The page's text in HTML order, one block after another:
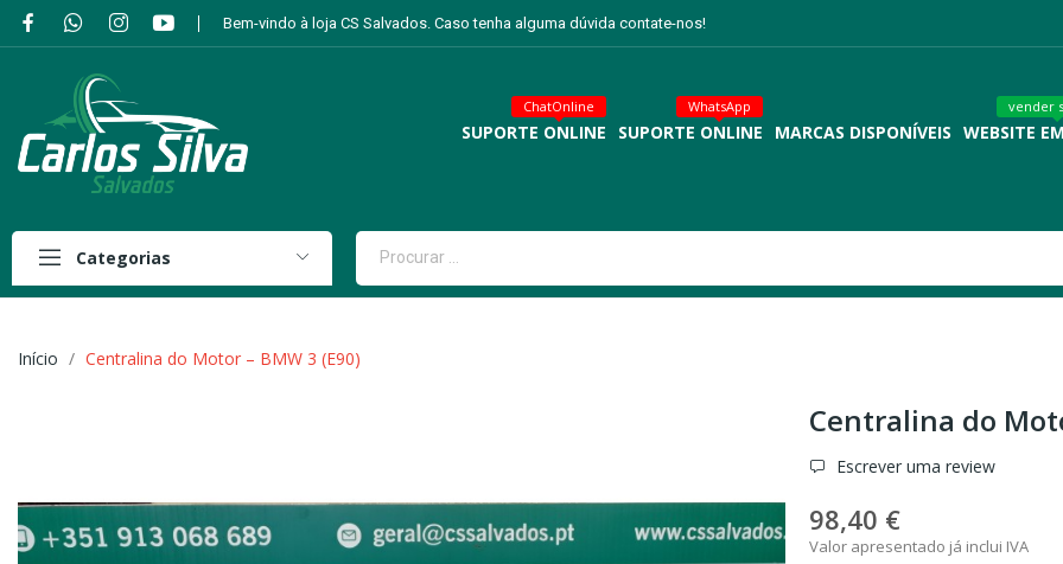
Bem-vindo à loja CS Salvados. Caso tenha alguma dúvida contate-nos!
SUPORTE ONLINE
ChatOnline
SUPORTE ONLINE
WhatsApp
MARCAS DISPONÍVEIS WEBSITE
vender
Categorias
Início Centralina do Motor – BMW 3 (E90)
Centralina do
Escrever uma review
98,40 €
Valor apresentado já inclui IVA